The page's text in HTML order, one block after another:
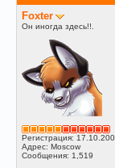
Foxter
Он иногда здесь!!.
Регистрация:
Адрес: Moscow
Сообщения: 1,519